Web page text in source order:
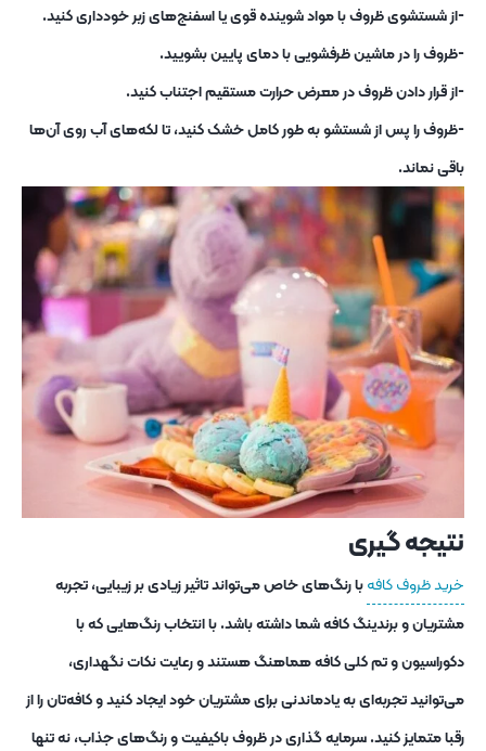
-از شستشوی ظروف با مواد شوینده قوی یا اسفنج‌های زبر خودداری کنید.
-ظروف را در ماشین ظرفشویی با دمای پایین بشویید.
-از قرار دادن ظروف در معرض حرارت مستقیم اجتناب کنید.
-ظروف را پس از شستشو به طور کامل خشک کنید، تا لکه‌های آب روی آن‌ها
باقی نماند.
نتیجه ‌گیری
خرید ظروف کافهبا رنگ‌های خاص می‌تواند تاثیر زیادی بر زیبایی، تجربه
مشتریان و برندینگ کافه شما داشته باشد. با انتخاب رنگ‌هایی که با
دکوراسیون و تم کلی کافه هماهنگ هستند و رعایت نکات نگهداری،
می‌توانید تجربه‌ای به یادماندنی برای مشتریان خود ایجاد کنید و کافه‌تان را از
رقبا متمایز کنید. سرمایه ‌گذاری در ظروف باکیفیت و رنگ‌های جذاب، نه تنها